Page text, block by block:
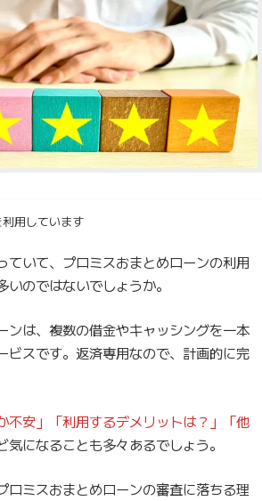
用しています
ていて、プロミスおまとめローンの利用
のではないでしょうか。
ンは、複数の借金やキャッシングを一本
ビスです。返済専用なので、計画的に完
不安」「利用するデメリットは？」「他
気になることも多々あるでしょう。
ロミスおまとめローンの審査に落ちる理